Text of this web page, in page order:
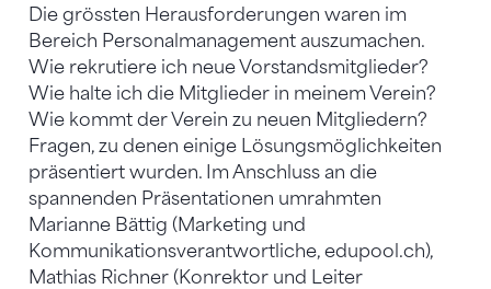
Die grössten Herausforderungen waren im
Bereich Personalmanagement auszumachen.
Wie rekrutiere ich neue Vorstandsmitglieder?
Wie halte ich die Mitglieder in meinem Verein?
Wie kommt der Verein zu neuen Mitgliedern?
Fragen, zu denen einige Lösungsmöglichkeiten
präsentiert wurden. Im Anschluss an die
spannenden Präsentationen umrahmten
Marianne Bättig (Marketing und
Kommunikationsverantwortliche, edupool.ch),
Mathias Richner (Konrektor und Leiter